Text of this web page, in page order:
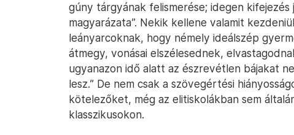
gúny tárgyának felismerése; idegen
magyarázata”. Nekik kellene valamit
leányarcoknak, hogy némely ideálszép
átmegy, vonásai elszélesednek,
ugyanazon idő alatt az észrevétlen bájakat
lesz.” De nem csak a szövegértési
kötelezőket, még az elitiskolákban sem
klasszikusokon.